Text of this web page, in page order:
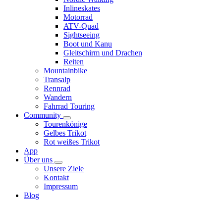
Inlineskates
Motorrad
ATV-Quad
Sightseeing
Boot und Kanu
Gleitschirm und Drachen
Reiten
Mountainbike
Transalp
Rennrad
Wandern
Fahrrad Touring
Community
Tourenkönige
Gelbes Trikot
Rot weißes Trikot
App
Über uns
Unsere Ziele
Kontakt
Impressum
Blog